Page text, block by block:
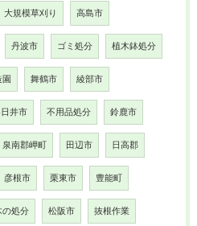
大規模草刈り 高島市
丹波市 ゴミ処分 植木鉢処分
園 舞鶴市 綾部市
井市 不用品処分 鈴鹿市
泉南郡岬町 田辺市 日高郡
彦根市 栗東市 豊能町
の処分 松阪市 抜根作業